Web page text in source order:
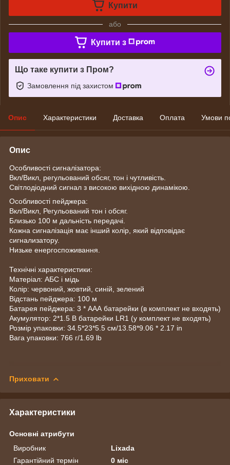
Купити
або
Купити з
Що таке купити з Пром?
Замовлення під захистом
Опис Характеристики Доставка Оплата Умови
Опис
Особливості сигналізатора:
Вкл/Викл, регульований обсяг, тон і чутливість.
Світлодіодний сигнал з високою вихідною динамікою.
Особливості пейджера:
Вкл/Викл, Регульований тон і обсяг.
Близько 100 м дальність передачі.
Кожна сигналізація має інший колір, який відповідає
сигнализатору.
Низьке енергоспоживання.
Технічні характеристики:
Матеріал: АБС і мідь
Колір: червоний, жовтий, синій, зелений
Відстань пейджера: 100 м
Батарея пейджера: 3 * ААА батарейки (в комплект не входять)
Акумулятор: 2*1.5 В батарейки LR1 (у комплект не входять)
Розмір упаковки: 34.5*23*5.5 см/13.58*9.06 * 2.17 in
Вага упаковки: 766 г/1.69 lb
Приховати
Характеристики
Основні атрибути
Виробник
Lixada
Гарантійний термін
0 міс